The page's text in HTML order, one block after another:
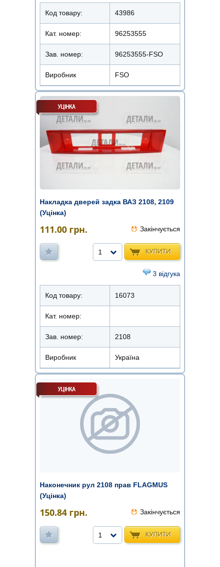
Код товару: 43986
Кат. номер: 96253555
Зав. номер: 96253555-FSO
Виробник FSO
Накладка дверей задка ВАЗ 2108, 2109
(Уцінка)
111.00 грн. Закінчується
КУПИТИ
1
3 відгука
Код товару: 16073
Кат. номер:
Зав. номер: 2108
Виробник Україна
Наконечник рул 2108 прав FLAGMUS
(Уцінка)
150.84 грн. Закінчується
КУПИТИ
1